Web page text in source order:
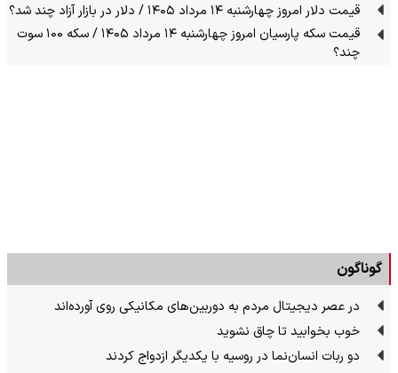
قیمت دلار امروز چهارشنبه ۱۴ مرداد ۱۴۰۵ / دلار در بازار آزاد چند شد؟
قیمت سکه پارسیان امروز چهارشنبه ۱۴ مرداد ۱۴۰۵ / سکه ۱۰۰ سوت
چند؟
گوناگون
در عصر دیجیتال مردم به دوربین‌های مکانیکی روی آورده‌اند
خوب بخوابید تا چاق نشوید
دو ربات انسان‌نما در روسیه با یکدیگر ازدواج کردند